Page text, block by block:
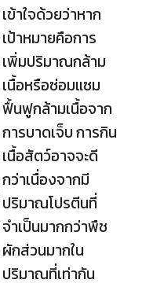
เข้าใจด้วยว่าหาก
เป้าหมายคือการ
เพิ่มปริมาณกล้าม
เนื้อหรือซ่อมแซม
ฟื้นฟูกล้ามเนื้อจาก
การบาดเจ็บ การกิน
เนื้อสัตว์อาจจะดี
กว่าเนื่องจากมี
ปริมาณโปรตีนที่
จำเป็นมากกว่าพืช
ผักส่วนมากใน
ปริมาณที่เท่ากัน